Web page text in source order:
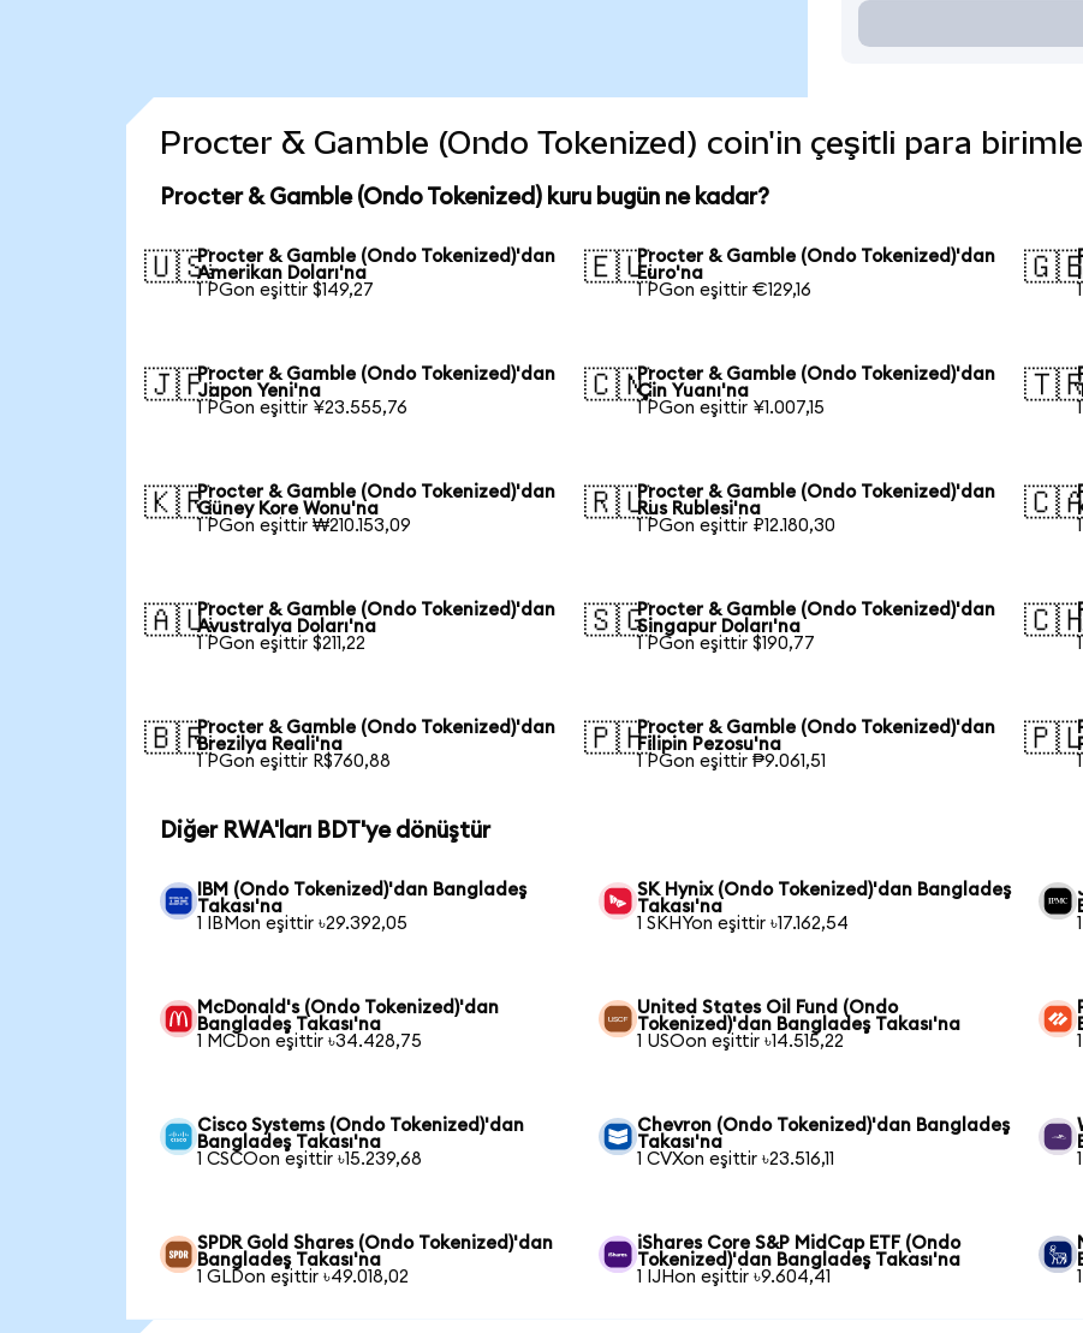
Procter & Gamble (Ondo Tokenized) coin'in çeşitli para
Procter & Gamble (Ondo Tokenized) kuru bugün ne kadar?
🇺🇸Procter & Gamble (Ondo Tokenized)'dan
Amerikan Doları'na
1 PGon eşittir $149,27
🇪🇺Procter & Gamble (Ondo Tokenized)'dan
Euro'na
1 PGon eşittir €129,16
🇯🇵Procter & Gamble (Ondo Tokenized)'dan
Japon Yeni'na
1 PGon eşittir ¥23.555,76
🇨🇳Procter & Gamble (Ondo Tokenized)'dan
Çin Yuanı'na
1 PGon eşittir ¥1.007,15
🇰🇷Procter & Gamble (Ondo Tokenized)'dan
Güney Kore Wonu'na
1 PGon eşittir ₩210.153,09
🇷🇺Procter & Gamble (Ondo Tokenized)'dan
Rus Rublesi'na
1 PGon eşittir ₽12.180,30
🇦🇺Procter & Gamble (Ondo Tokenized)'dan
Avustralya Doları'na
1 PGon eşittir $211,22
🇸🇬Procter & Gamble (Ondo Tokenized)'dan
Singapur Doları'na
1 PGon eşittir $190,77
🇧🇷Procter & Gamble (Ondo Tokenized)'dan
Brezilya Reali'na
1 PGon eşittir R$760,88
🇵🇭Procter & Gamble (Ondo Tokenized)'dan
Filipin Pezosu'na
1 PGon eşittir ₱9.061,51
Diğer RWA'ları BDT'ye dönüştür
IBM (Ondo Tokenized)'dan Bangladeş
Takası'na
1 IBMon eşittir ৳29.392,05
SK Hynix (Ondo Tokenized)'dan Bangladeş
Takası'na
1 SKHYon eşittir ৳17.162,54
McDonald's (Ondo Tokenized)'dan
Bangladeş Takası'na
1 MCDon eşittir ৳34.428,75
United States Oil Fund (Ondo
Tokenized)'dan Bangladeş Takası'na
1 USOon eşittir ৳14.515,22
Cisco Systems (Ondo Tokenized)'dan
Bangladeş Takası'na
1 CSCOon eşittir ৳15.239,68
Chevron (Ondo Tokenized)'dan Bangladeş
Takası'na
1 CVXon eşittir ৳23.516,11
SPDR Gold Shares (Ondo Tokenized)'dan
Bangladeş Takası'na
1 GLDon eşittir ৳49.018,02
iShares Core S&P MidCap ETF (Ondo
Tokenized)'dan Bangladeş Takası'na
1 IJHon eşittir ৳9.604,41